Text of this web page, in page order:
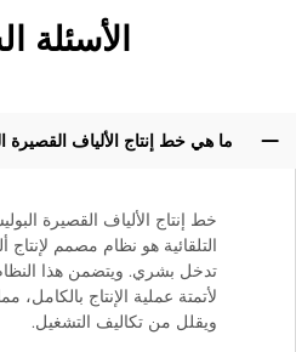
الأسئلة
ما هي خط إنتاج الألياف القصيرة
خط إنتاج الألياف القصيرة
التلقائية هو نظام مصمم لإنتاج
تدخل بشري. ويتضمن هذا
لأتمتة عملية الإنتاج بالكامل،
ويقلل من تكاليف التشغيل.